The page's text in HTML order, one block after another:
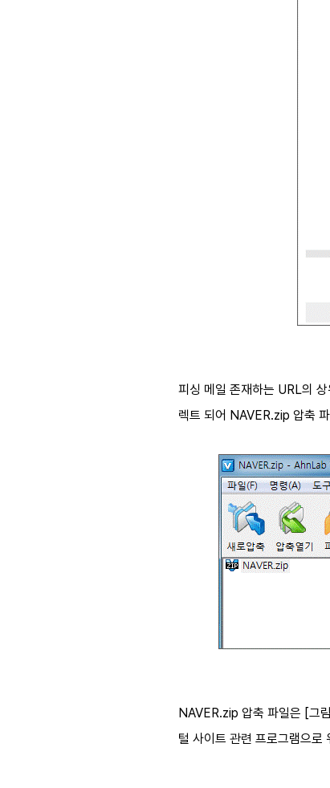
피싱 메일 존재하는 URL의 상
렉트 되어 ​NAVER.zip 압축
​NAVER.zip 압축 파일은 [그
털 사이트 관련 프로그램으로